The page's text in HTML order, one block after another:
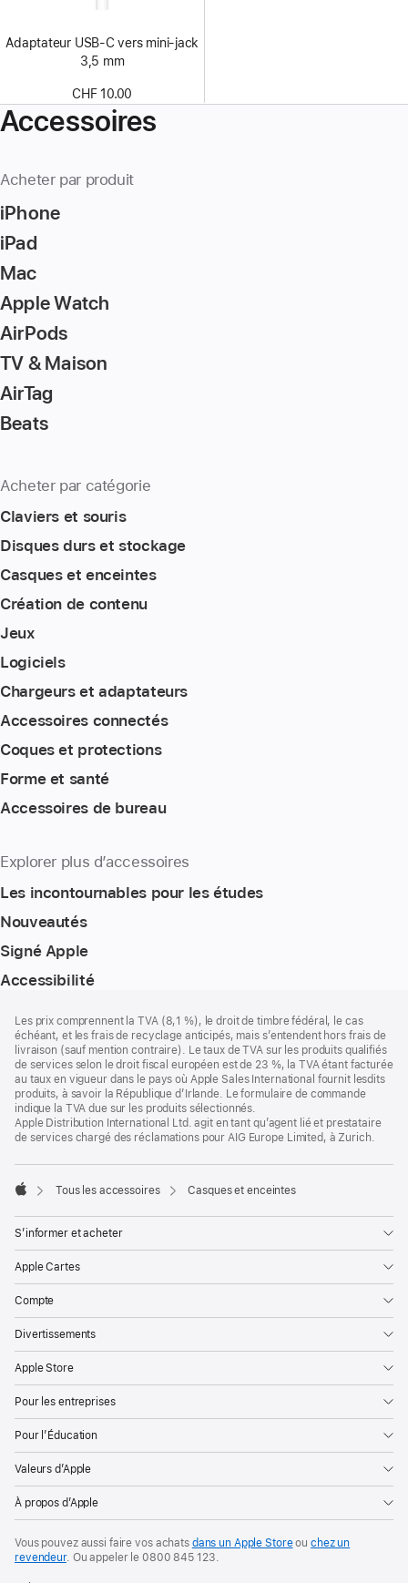
Adaptateur USB‑C vers mini‑jack
3,5 mm
CHF 10.00
Accessoires
Acheter par produit
iPhone
iPad
Mac
Apple Watch
AirPods
TV & Maison
AirTag
Beats
Acheter par catégorie
Claviers et souris
Disques durs et stockage
Casques et enceintes
Création de contenu
Jeux
Logiciels
Chargeurs et adaptateurs
Accessoires connectés
Coques et protections
Forme et santé
Accessoires de bureau
Explorer plus d’accessoires
Les incontournables pour les études
Nouveautés
Signé Apple
Accessibilité
de
page
de
bas
de
page
Les prix comprennent la TVA (8,1 %), le droit de timbre fédéral, le cas
échéant, et les frais de recyclage anticipés, mais s’entendent hors frais de
livraison (sauf mention contraire). Le taux de TVA sur les produits qualifiés
de services selon le droit fiscal européen est de 23 %, la TVA étant facturée
au taux en vigueur dans le pays où Apple Sales International fournit lesdits
produits, à savoir la République d’Irlande. Le formulaire de commande
indique la TVA due sur les produits sélectionnés.
Apple Distribution International Ltd. agit en tant qu’agent lié et prestataire
de services chargé des réclamations pour AIG Europe Limited, à Zurich.
Tous les accessoires Casques et enceintes
S’informer et acheter
Apple Cartes
Compte
Divertissements
Apple Store
Pour les entreprises
Pour l’Éducation
Valeurs d’Apple
À propos d’Apple
Vous pouvez aussi faire vos achats dans un Apple Storeouchez un
revendeur. Ouappeler le0800 845 123.